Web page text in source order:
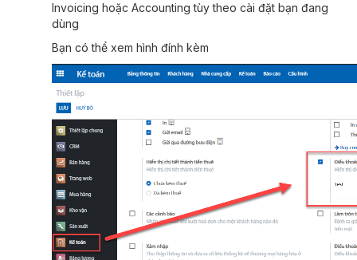
Invoicing hoặc Accounting tùy theo cài đặt bạn đang
dùng
Bạn có thể xem hình đính kèm